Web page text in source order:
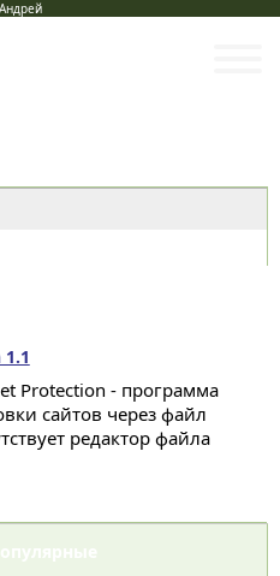
Protection - программа
сайтов через файл
редактор файла